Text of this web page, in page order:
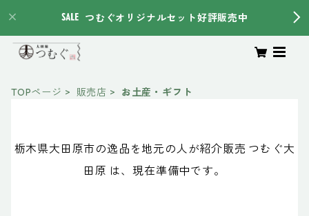
つむぐオリジナルセット好評販売中
TOPページ 販売店 お土産・ギフト
栃木県大田原市の逸品を地元の人が紹介販売 つむぐ大
田原 は、現在準備中です。